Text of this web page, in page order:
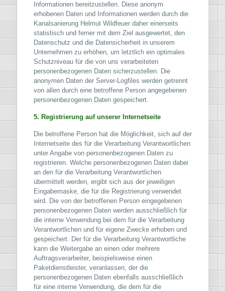
Informationen bereitzustellen. Diese anonym
erhobenen Daten und Informationen werden durch die
Kanalsanierung Helmut Wildfeuer daher einerseits
statistisch und ferner mit dem Ziel ausgewertet, den
Datenschutz und die Datensicherheit in unserem
Unternehmen zu erhöhen, um letztlich ein optimales
Schutzniveau für die von uns verarbeiteten
personenbezogenen Daten sicherzustellen. Die
anonymen Daten der Server-Logfiles werden getrennt
von allen durch eine betroffene Person angegebenen
personenbezogenen Daten gespeichert.
5. Registrierung auf unserer Internetseite
Die betroffene Person hat die Möglichkeit, sich auf der
Internetseite des für die Verarbeitung Verantwortlichen
unter Angabe von personenbezogenen Daten zu
registrieren. Welche personenbezogenen Daten dabei
an den für die Verarbeitung Verantwortlichen
übermittelt werden, ergibt sich aus der jeweiligen
Eingabemaske, die für die Registrierung verwendet
wird. Die von der betroffenen Person eingegebenen
personenbezogenen Daten werden ausschließlich für
die interne Verwendung bei dem für die Verarbeitung
Verantwortlichen und für eigene Zwecke erhoben und
gespeichert. Der für die Verarbeitung Verantwortliche
kann die Weitergabe an einen oder mehrere
Auftragsverarbeiter, beispielsweise einen
Paketdienstleister, veranlassen, der die
personenbezogenen Daten ebenfalls ausschließlich
für eine interne Verwendung, die dem für die